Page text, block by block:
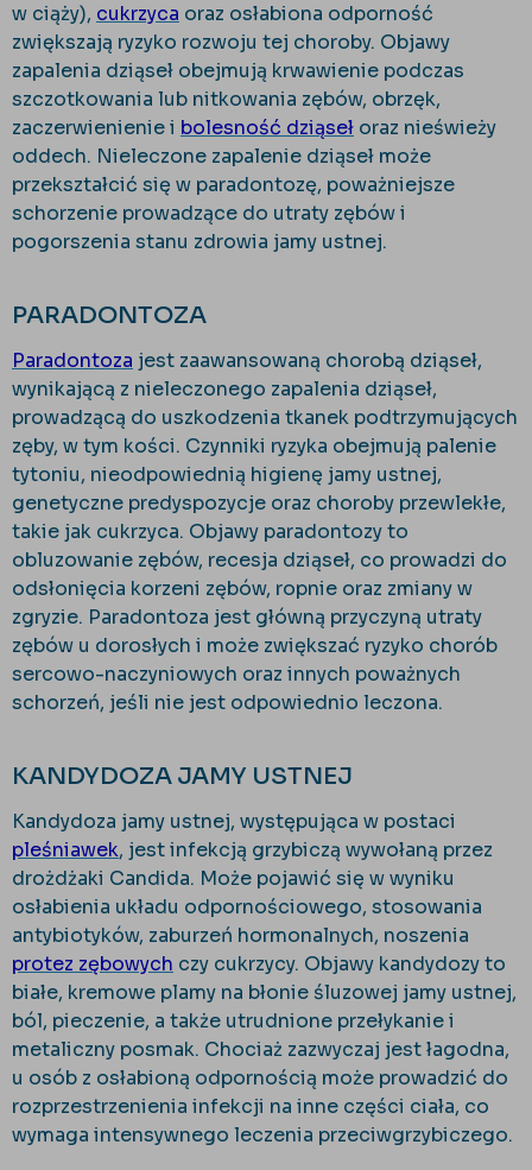
w ciąży), cukrzyca oraz osłabiona odporność
zwiększają ryzyko rozwoju tej choroby. Objawy
zapalenia dziąseł obejmują krwawienie podczas
szczotkowania lub nitkowania zębów, obrzęk,
zaczerwienienie i bolesność dziąseł oraz nieświeży
oddech. Nieleczone zapalenie dziąseł może
przekształcić się w paradontozę, poważniejsze
schorzenie prowadzące do utraty zębów i
pogorszenia stanu zdrowia jamy ustnej.
PARADONTOZA
Paradontoza jest zaawansowaną chorobą dziąseł,
wynikającą z nieleczonego zapalenia dziąseł,
prowadzącą do uszkodzenia tkanek podtrzymujących
zęby, w tym kości. Czynniki ryzyka obejmują palenie
tytoniu, nieodpowiednią higienę jamy ustnej,
genetyczne predyspozycje oraz choroby przewlekłe,
takie jak cukrzyca. Objawy paradontozy to
obluzowanie zębów, recesja dziąseł, co prowadzi do
odsłonięcia korzeni zębów, ropnie oraz zmiany w
zgryzie. Paradontoza jest główną przyczyną utraty
zębów u dorosłych i może zwiększać ryzyko chorób
sercowo-naczyniowych oraz innych poważnych
schorzeń, jeśli nie jest odpowiednio leczona.
KANDYDOZA JAMY USTNEJ
Kandydoza jamy ustnej, występująca w postaci
pleśniawek, jest infekcją grzybiczą wywołaną przez
drożdżaki Candida. Może pojawić się w wyniku
osłabienia układu odpornościowego, stosowania
antybiotyków, zaburzeń hormonalnych, noszenia
protez zębowych czy cukrzycy. Objawy kandydozy to
białe, kremowe plamy na błonie śluzowej jamy ustnej,
ból, pieczenie, a także utrudnione przełykanie i
metaliczny posmak. Chociaż zazwyczaj jest łagodna,
u osób z osłabioną odpornością może prowadzić do
rozprzestrzenienia infekcji na inne części ciała, co
wymaga intensywnego leczenia przeciwgrzybiczego.